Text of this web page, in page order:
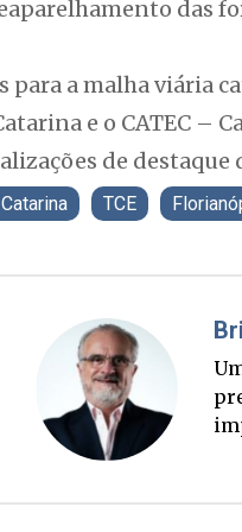
das
para a malha viária
e o CATEC –
de destaque
TCE